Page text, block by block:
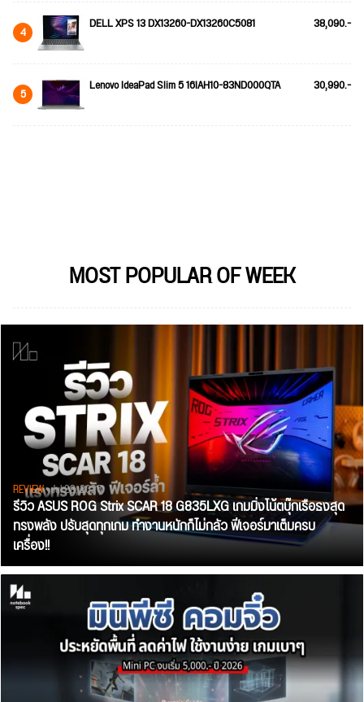
4 DELL XPS 13 DX13260-DX13260C5081 38,090.-
5 Lenovo IdeaPad Slim 5 16IAH10-83ND000QTA 30,990.-
MOST POPULAR OF WEEK
REVIEW• Jul 28, 2026
รีวิว ASUS ROG Strix SCAR 18 G835LXG เกมมิ่งโน้ตบุ๊กเรือธงสุด
ทรงพลัง ปรับสุดทุกเกม ทำงานหนักก็ไม่กลัว ฟีเจอร์มาเต็มครบ
เครื่อง!!